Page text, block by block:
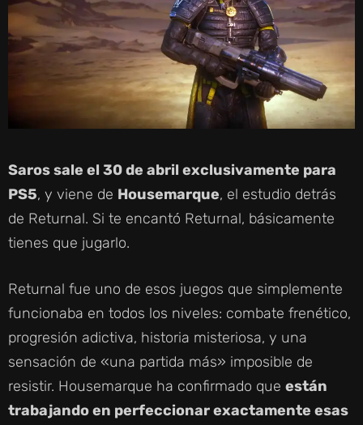
Saros sale el 30 de abril exclusivamente para
PS5, y viene de Housemarque, el estudio detrás
de Returnal. Si te encantó Returnal, básicamente
tienes que jugarlo.
Returnal fue uno de esos juegos que simplemente
funcionaba en todos los niveles: combate frenético,
progresión adictiva, historia misteriosa, y una
sensación de «una partida más» imposible de
resistir. Housemarque ha confirmado que están
trabajando en perfeccionar exactamente esas